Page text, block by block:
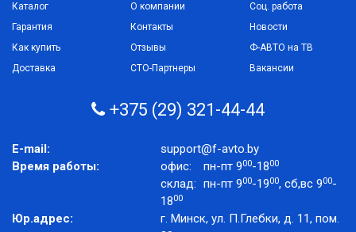
Каталог
Гарантия
Как купить
Доставка
О компании
Контакты
Отзывы
СТО-Партнеры
Соц. работа
Новости
Ф-АВТО на ТВ
Вакансии
+375 (29) 321-44-44
E-mail:
support@f-avto.by
Время работы:
офис: пн-пт 900-1800
склад: пн-пт 900-1900, сб,вс 900-
1800
Юр.адрес:
г. Минск, ул. П.Глебки, д. 11, пом.